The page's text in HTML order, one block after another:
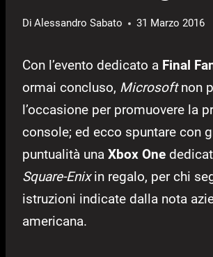
Di Alessandro Sabato 31 Marzo 2016
Con l’evento dedicato a Final
ormai concluso, Microsoftnon
l’occasione per promuovere la
console; ed ecco spuntare con
puntualità una Xbox One
Square-Enixin regalo, per chi
istruzioni indicate dalla nota
americana.